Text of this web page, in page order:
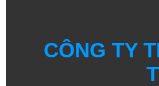
CÔNG TY